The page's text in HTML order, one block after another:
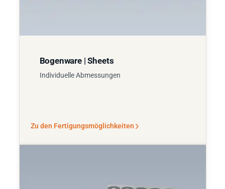
Bogenware | Sheets
Individuelle Abmessungen
Zu den Fertigungsmöglichkeiten